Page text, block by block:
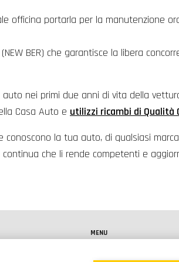
officina portarla per la manutenzione
BER) che garantisce la libera
nei primi due anni di vita della
Casa Auto e utilizzi ricambi di Qualità
conoscono la tua auto, di qualsiasi
che li rende competenti e
MENU